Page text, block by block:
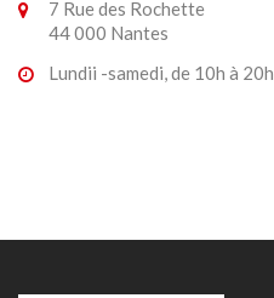
7 Rue des Rochette
44 000 Nantes
Lundii -samedi, de 10h à 20h